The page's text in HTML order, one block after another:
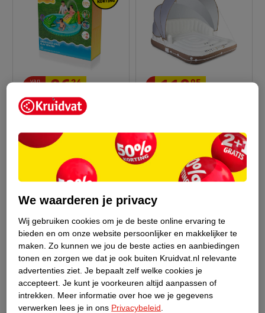
Bestway Crocodile Cove
224 cm x 141cm x 72cm
van 26.
24
Zwembadeiland Canopy
Island Met Verstelbaar
Afdak Loungebed
Wit / Bruin / Zilver, 180
× 160 × 180 cm
119.
95
We waarderen je privacy
Wij gebruiken cookies om je de beste online ervaring te
bieden en om onze website persoonlijker en makkelijker te
maken. Zo kunnen we jou de beste acties en aanbiedingen
tonen en zorgen we dat je ook buiten Kruidvat.nl relevante
advertenties ziet. Je bepaalt zelf welke cookies je
accepteert. Je kunt je voorkeuren altijd aanpassen of
intrekken.
Meer informatie over hoe we je gegevens
verwerken lees je in ons Privacybeleid